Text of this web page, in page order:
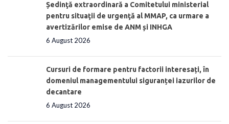
Ședinţă extraordinară a Comitetului ministerial
pentru situaţii de urgenţă al MMAP, ca urmare a
avertizărilor emise de ANM și INHGA
6 August 2026
Cursuri de formare pentru factorii interesați, în
domeniul managementului siguranței iazurilor de
decantare
6 August 2026